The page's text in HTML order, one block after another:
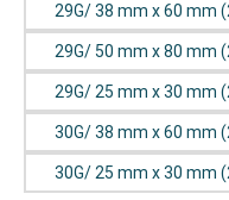
29G/ 38 mm x 60 mm
29G/ 50 mm x 80 mm
29G/ 25 mm x
30G/ 38 mm x
30G/ 25 mm x